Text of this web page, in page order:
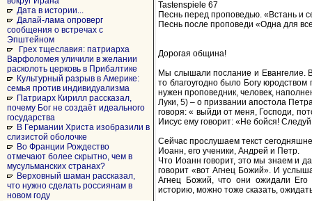
Дата в истории...
Далай-лама опроверг
сообщения о встречах с
Эпштейном
Грех тщеславия: патриарха
Варфоломея уличили в желании
расколоть церковь в Прибалтике
Культурный разрыв в Америке:
семья против индивидуализма
Патриарх Кирилл рассказал,
почему Бог не создаёт идеального
государства
В Германии Христа изобразили в
слизистой оболочке
Во Франции Рождество
отмечают более скрытно, чем в
мусульманских странах?
Верховный шаман рассказал,
что нужно сделать россиянам в
новом году
Tastenspiele 67
Песнь перед проповедью. «Встань и
Песнь после проповеди «Одна для
Дорогая община!
Мы слышали послание и Евангелие.
то благоугодно было Богу
нужен проповедник, человек,
Луки, 5) – о призвании апостола
говоря: « выйди от меня, Господи,
Иисус ему говорит: «Не бойся!
Сейчас прослушаем текст
Иоанн, его ученики, Андрей и Петр.
Что Иоанн говорит, это мы знаем и
говорит «вот Агнец Божий». И
Агнец Божий, что они ожидали Его
историю, можно тоже сказать,